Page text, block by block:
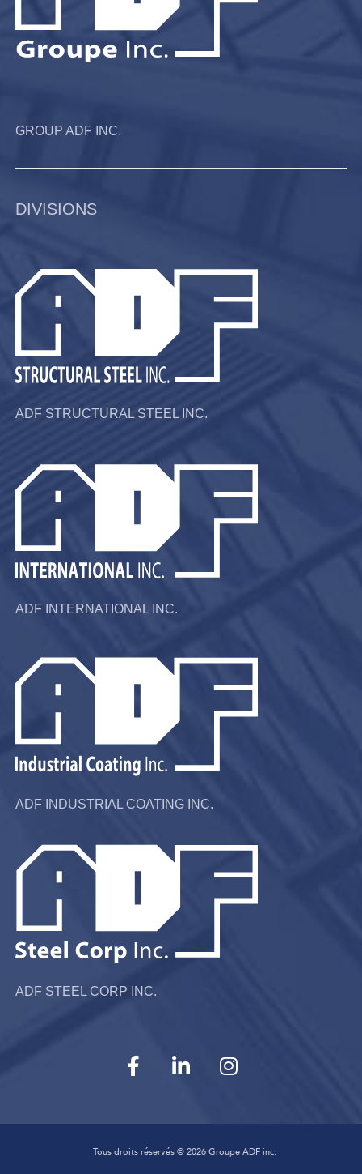
GROUP ADF INC.
DIVISIONS
ADF STRUCTURAL STEEL INC.
ADF INTERNATIONAL INC.
ADF INDUSTRIAL COATING INC.
ADF STEEL CORP INC.
Tous droits réservés © 2026Groupe ADF inc.